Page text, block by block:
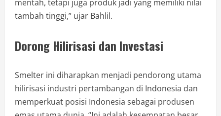
mentah, tetapi juga produk jadi yang memiliki nilai
tambah tinggi,” ujar Bahlil.
Dorong Hilirisasi dan Investasi
Smelter ini diharapkan menjadi pendorong utama
hilirisasi industri pertambangan di Indonesia dan
memperkuat posisi Indonesia sebagai produsen